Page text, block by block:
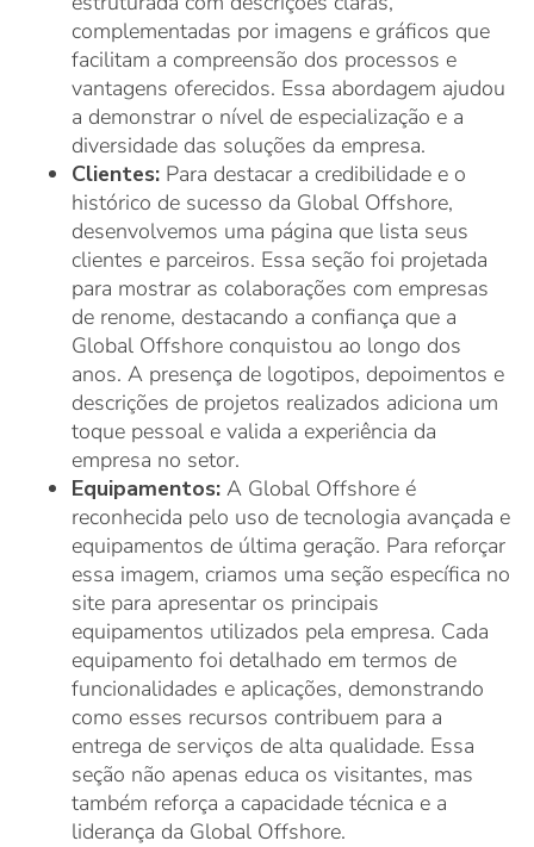
complementadas por imagens e gráficos que
facilitam a compreensão dos processos e
vantagens oferecidos. Essa abordagem ajudou
a demonstrar o nível de especialização e a
diversidade das soluções da empresa.
Clientes: Para destacar a credibilidade e o
histórico de sucesso da Global Offshore,
desenvolvemos uma página que lista seus
clientes e parceiros. Essa seção foi projetada
para mostrar as colaborações com empresas
de renome, destacando a confiança que a
Global Offshore conquistou ao longo dos
anos. A presença de logotipos, depoimentos e
descrições de projetos realizados adiciona um
toque pessoal e valida a experiência da
empresa no setor.
Equipamentos: A Global Offshore é
reconhecida pelo uso de tecnologia avançada e
equipamentos de última geração. Para reforçar
essa imagem, criamos uma seção específica no
site para apresentar os principais
equipamentos utilizados pela empresa. Cada
equipamento foi detalhado em termos de
funcionalidades e aplicações, demonstrando
como esses recursos contribuem para a
entrega de serviços de alta qualidade. Essa
seção não apenas educa os visitantes, mas
também reforça a capacidade técnica e a
liderança da Global Offshore.